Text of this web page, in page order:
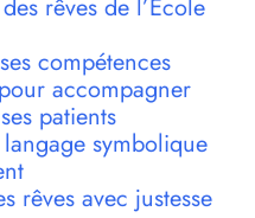
rêves de l’École
compétences
accompagner
patients
symbolique
rêves avec justesse